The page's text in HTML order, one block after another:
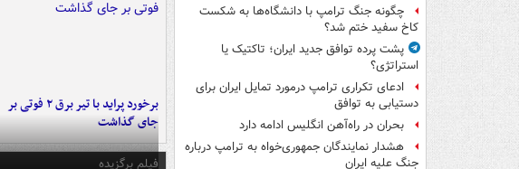
چگونه جنگ ترامپ با دانشگاه‌ها به شکست
کاخ سفید ختم شد؟
پشت پرده توافق جدید ایران؛ تاکتیک یا
استراتژی؟
ادعای تکراری ترامپ درمورد تمایل ایران برای
دستیابی به توافق
بحران در راه‌آهن انگلیس ادامه دارد
هشدار نمایندگان جمهوری‌خواه به ترامپ درباره
جنگ علیه ایران
برخورد پراید با تیر برق ۲ فوتی بر
جای گذاشت
فیلم برگزیده